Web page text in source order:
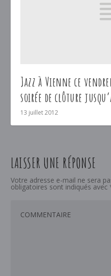
Jazz à Vienne ce
soirée de clôture
13 juillet 2012
LAISSER UNE RÉPONSE
Votre adresse e-mail ne sera
obligatoires sont indiqués avec